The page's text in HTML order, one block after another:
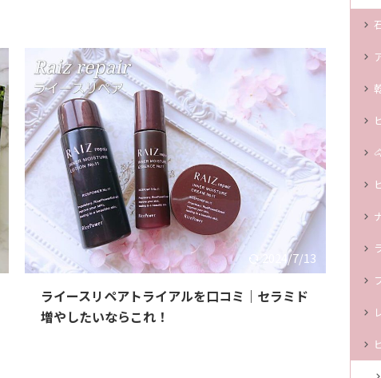
2024/7/13
ライースリペアトライアルを口コミ｜セラミド
増やしたいならこれ！